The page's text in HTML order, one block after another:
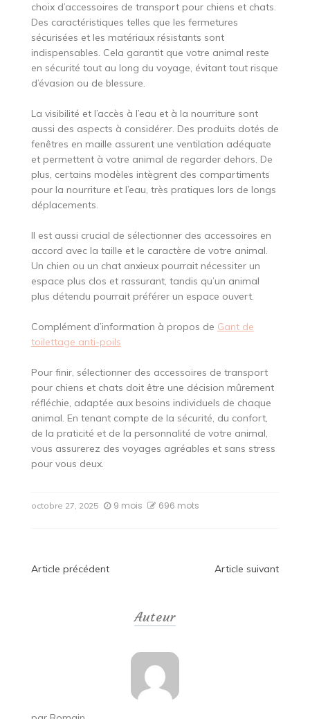
choix d’accessoires de transport pour chiens et chats.
Des caractéristiques telles que les fermetures
sécurisées et les matériaux résistants sont
indispensables. Cela garantit que votre animal reste
en sécurité tout au long du voyage, évitant tout risque
d’évasion ou de blessure.
La visibilité et l’accès à l’eau et à la nourriture sont
aussi des aspects à considérer. Des produits dotés de
fenêtres en maille assurent une ventilation adéquate
et permettent à votre animal de regarder dehors. De
plus, certains modèles intègrent des compartiments
pour la nourriture et l’eau, très pratiques lors de longs
déplacements.
Il est aussi crucial de sélectionner des accessoires en
accord avec la taille et le caractère de votre animal.
Un chien ou un chat anxieux pourrait nécessiter un
espace plus clos et rassurant, tandis qu’un animal
plus détendu pourrait préférer un espace ouvert.
Complément d’information à propos de Gant de
toilettage anti-poils
Pour finir, sélectionner des accessoires de transport
pour chiens et chats doit être une décision mûrement
réfléchie, adaptée aux besoins individuels de chaque
animal. En tenant compte de la sécurité, du confort,
de la praticité et de la personnalité de votre animal,
vous assurerez des voyages agréables et sans stress
pour vous deux.
octobre 27, 2025 9 mois 696 mots
Navigation
Article précédent Article suivant
Auteur